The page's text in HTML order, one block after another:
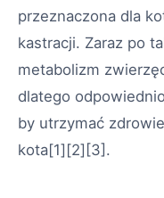
przeznaczona dla
kastracji. Zaraz po
metabolizm
dlatego
by utrzymać
kota[1][2][3] .